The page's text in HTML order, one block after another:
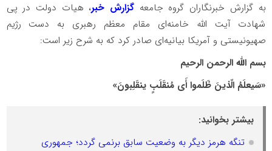
به گزارش خبرنگاران گروه جامعه گزارش خبر، هیات دولت در پی
شهادت آیت الله خامنه‌ای مقام معظم رهبری به دست رژیم
صهیونیستی و آمریکا بیانیه‌ای صادر کرد که به شرح زیر است:
بسم الله الرحمن الرحیم
«سَیعلَمُ الّذینَ ظَلَموا أَی مُنقَلَبٍ ینقَلِبونَ»
بیشتر بخوانید:
تنگه هرمز دیگر به وضعیت سابق برنمی گردد؛ جمهوری